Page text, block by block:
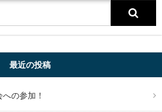
最近の投稿
の参加！